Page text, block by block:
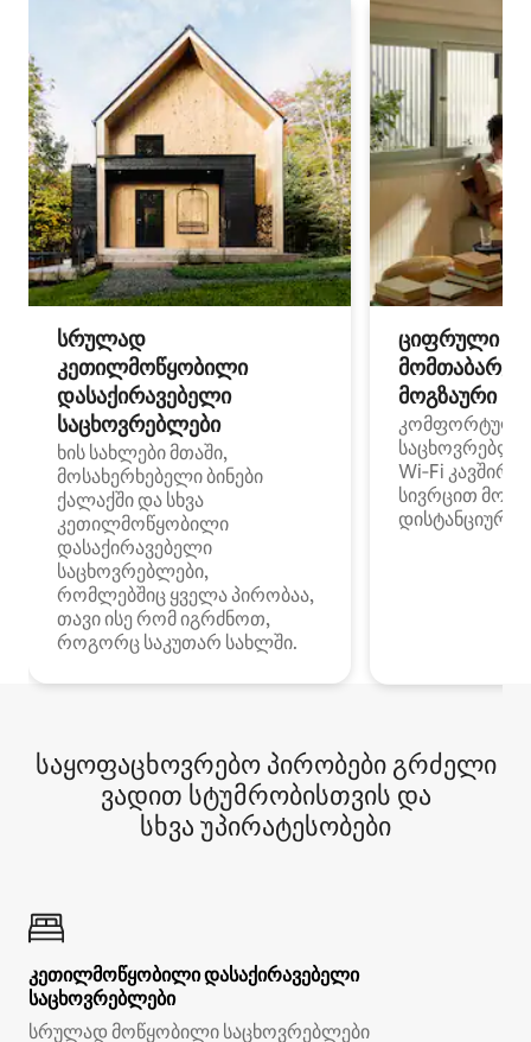
სრულად
კეთილმოწყობილი
დასაქირავებელი
საცხოვრებლები
ხის სახლები მთაში,
მოსახერხებელი ბინები
ქალაქში და სხვა
კეთილმოწყობილი
დასაქირავებელი
საცხოვრებლები,
რომლებშიც ყველა პირობაა,
თავი ისე რომ იგრძნოთ,
როგორც საკუთარ სახლში.
ციფრული
მოგზაური
კომფორტული
Wi‑Fi
სივრცით
დისტანციური
საყოფაცხოვრებო პირობები გრძელი
ვადით სტუმრობისთვის და
სხვა უპირატესობები
კეთილმოწყობილი დასაქირავებელი
საცხოვრებლები
სრულად მოწყობილი საცხოვრებლები